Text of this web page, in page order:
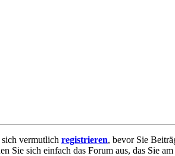
sich vermutlich registrieren, bevor Sie
Sie sich einfach das Forum aus, das Sie